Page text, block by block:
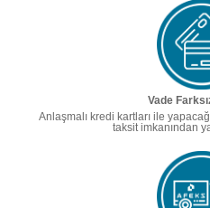
Vade
Anlaşmalı kredi kartları ile
taksit imkanından